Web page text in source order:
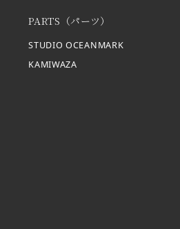
PARTS（パーツ）
STUDIO OCEANMARK
KAMIWAZA